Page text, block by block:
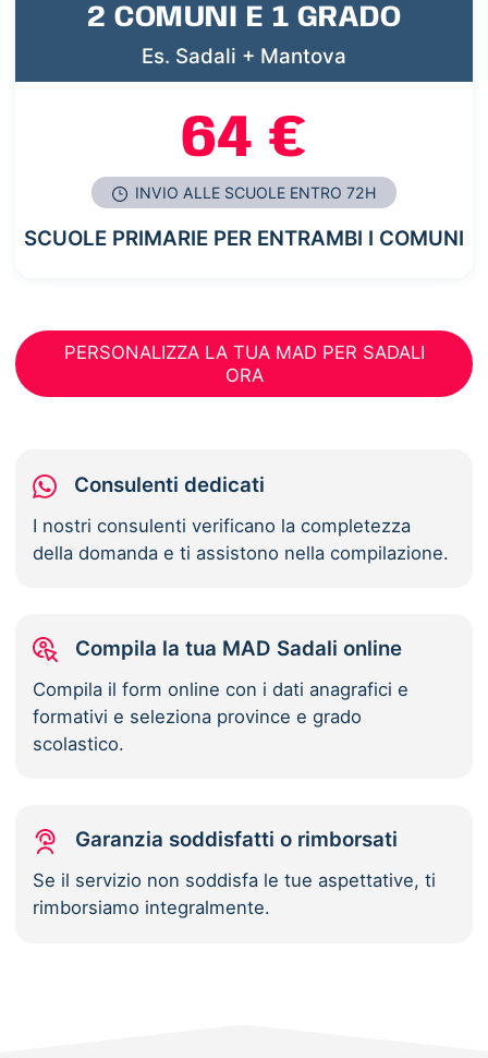
2 COMUNI E 1 GRADO
Es. Sadali + Mantova
64 €
INVIO ALLE SCUOLE ENTRO 72H
SCUOLE PRIMARIE PER ENTRAMBI I COMUNI
PERSONALIZZA LA TUA MAD PER SADALI
ORA
Consulenti dedicati
I nostri consulenti verificano la completezza
della domanda e ti assistono nella compilazione.
Compila la tua MAD Sadali online
Compila il form online con i dati anagrafici e
formativi e seleziona province e grado
scolastico.
Garanzia soddisfatti o rimborsati
Se il servizio non soddisfa le tue aspettative, ti
rimborsiamo integralmente.